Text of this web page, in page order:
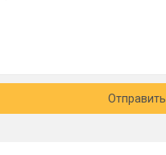
Отправить